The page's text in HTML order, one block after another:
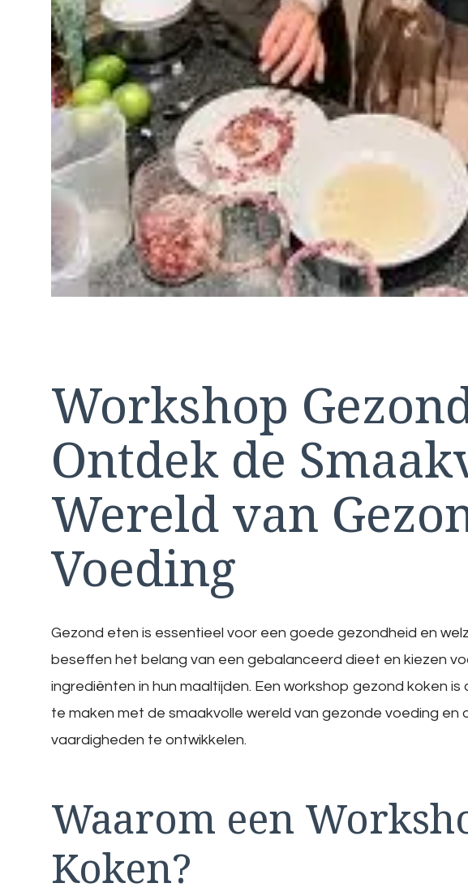
Workshop
Ontdek de
Wereld van
Voeding
Gezond eten is essentieel voor een goede gezondheid en
beseffen het belang van een gebalanceerd dieet en kiezen
ingrediënten in hun maaltijden. Een workshop gezond koken
te maken met de smaakvolle wereld van gezonde voeding en
vaardigheden te ontwikkelen.
Waarom een
Koken?